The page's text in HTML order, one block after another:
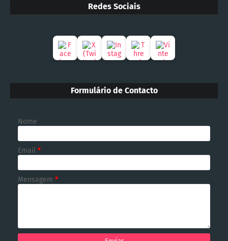
Redes Sociais
Formulário de Contacto
Nome
Email *
Mensagem *